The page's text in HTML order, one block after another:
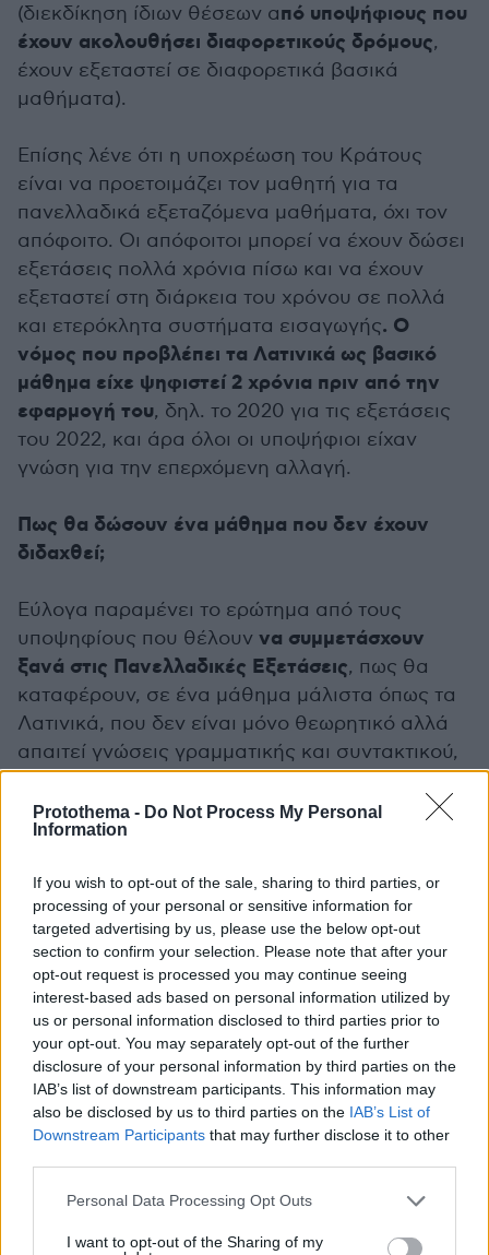
Protothema - Do Not Process My Personal
Information
If you wish to opt-out of the sale, sharing to third parties, or
processing of your personal or sensitive information for
targeted advertising by us, please use the below opt-out
section to confirm your selection. Please note that after your
opt-out request is processed you may continue seeing
interest-based ads based on personal information utilized by
us or personal information disclosed to third parties prior to
your opt-out. You may separately opt-out of the further
disclosure of your personal information by third parties on the
IAB’s list of downstream participants. This information may
also be disclosed by us to third parties on the IAB’s List of
Downstream Participants that may further disclose it to other
Please note that this website/app uses one or more Google
not limited to your visit or usage behaviour. You may click to
Personal Data Processing Opt Outs
I want to opt-out of the Sharing of my
(διεκδίκηση ίδιων θέσεων από υποψήφιους που
έχουν ακολουθήσει διαφορετικούς δρόμους,
έχουν εξεταστεί σε διαφορετικά βασικά
μαθήματα).
Επίσης λένε ότι η υποχρέωση του Κράτους
είναι να προετοιμάζει τον μαθητή για τα
πανελλαδικά εξεταζόμενα μαθήματα, όχι τον
απόφοιτο. Οι απόφοιτοι μπορεί να έχουν δώσει
εξετάσεις πολλά χρόνια πίσω και να έχουν
εξεταστεί στη διάρκεια του χρόνου σε πολλά
και ετερόκλητα συστήματα εισαγωγής. Ο
νόμος που προβλέπει τα Λατινικά ως βασικό
μάθημα είχε ψηφιστεί 2 χρόνια πριν από την
εφαρμογή του, δηλ. το 2020 για τις εξετάσεις
του 2022, και άρα όλοι οι υποψήφιοι είχαν
γνώση για την επερχόμενη αλλαγή.
Πως θα δώσουν ένα μάθημα που δεν έχουν
διδαχθεί;
Εύλογα παραμένει το ερώτημα από τους
υποψηφίους που θέλουν να συμμετάσχουν
ξανά στις Πανελλαδικές Εξετάσεις, πως θα
καταφέρουν, σε ένα μάθημα μάλιστα όπως τα
Λατινικά, που δεν είναι μόνο θεωρητικό αλλά
απαιτεί γνώσεις γραμματικής και συντακτικού,
τις οποίες οι υποψήφιοι για να αποκτήσουν
πρέπει προφανώςοι γονείς να απευθυνθούν
σε ιδιωτικά μαθήματα, βάζοντας το χέρι βαθιά
Ειδήσεις σήμερα:
Ελλάδα και ΗΠΑ ισχυροί σύμμαχοι στην
καταπολέμηση της παράνομης διακίνησης
πολιτιστικών αγαθών
Ο FDA εγκρίνει τις ενισχυτικές δόσεις της
Pfizer: «Πράσινο» μόνο για άτομα 65 ετών και
άνω και ευάλωτες ομάδες
Σάλος στην Ιταλία με 40χρονο ιερέα: Έκλεψε
το «παγκάρι» και αγόρασε ναρκωτικά για πάρτι